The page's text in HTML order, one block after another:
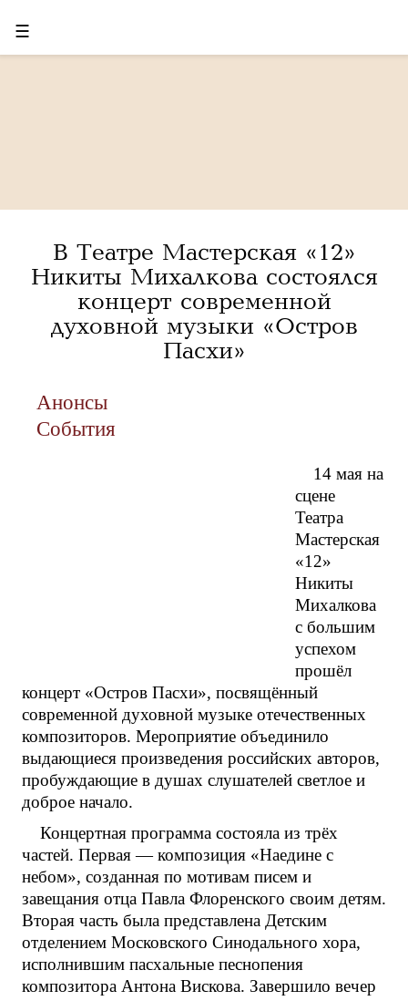
☰
В Театре Мастерская «12»
Никиты Михалкова состоялся
концерт современной
духовной музыки «Остров
Пасхи»
Анонсы
События
14 мая на
сцене
Театра
Мастерская
«12»
Никиты
Михалкова
с большим
успехом
прошёл
концерт «Остров Пасхи», посвящённый
современной духовной музыке отечественных
композиторов. Мероприятие объединило
выдающиеся произведения российских авторов,
пробуждающие в душах слушателей светлое и
доброе начало.
Концертная программа состояла из трёх
частей. Первая — композиция «Наедине с
небом», созданная по мотивам писем и
завещания отца Павла Флоренского своим детям.
Вторая часть была представлена Детским
отделением Московского Синодального хора,
исполнившим пасхальные песнопения
композитора Антона Вискова. Завершило вечер